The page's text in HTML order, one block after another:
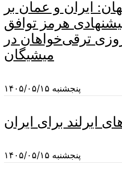
ایران و عمان بر
هرمز توافق
ترقی‌خواهان در
میشیگان
پنجشنبه ۱۴۰۵/۰۵/۱۵
ایرلند برای ایران
پنجشنبه ۱۴۰۵/۰۵/۱۵